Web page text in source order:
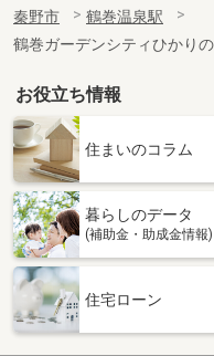
秦野市
鶴巻温泉駅
鶴巻ガーデンシティひかり
お役立ち情報
住まいのコラム
暮らしのデータ
(補助金・助成金情報)
住宅ローン